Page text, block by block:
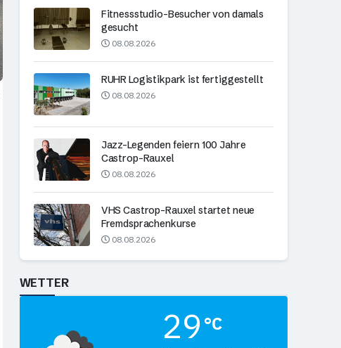
Fitnessstudio-Besucher von damals
gesucht
08.08.2026
RUHR Logistikpark ist fertiggestellt
08.08.2026
Jazz-Legenden feiern 100 Jahre
Castrop-Rauxel
08.08.2026
VHS Castrop-Rauxel startet neue
Fremdsprachenkurse
08.08.2026
WETTER
29
°C